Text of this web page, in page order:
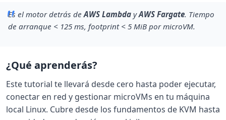
Es el motor detrás deAWS Lambda yAWS Fargate. Tiempo
de arranque < 125 ms, footprint < 5 MiB por microVM.
¿Qué aprenderás?
Este tutorial te llevará desde cero hasta poder ejecutar,
conectar en red y gestionar microVMs en tu máquina
local Linux. Cubre desde los fundamentos de KVM hasta